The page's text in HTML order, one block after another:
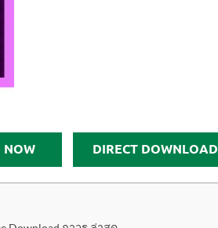
NOW DIRECT DOWNLOAD